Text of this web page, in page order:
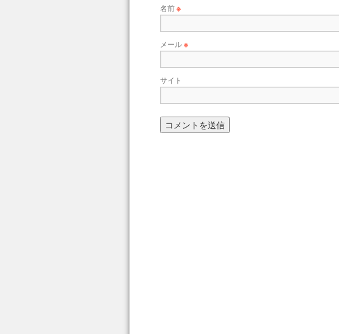
名前※
メール※
サイト